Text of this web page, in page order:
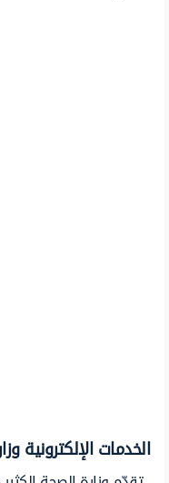
الخدمات الإلكترونية